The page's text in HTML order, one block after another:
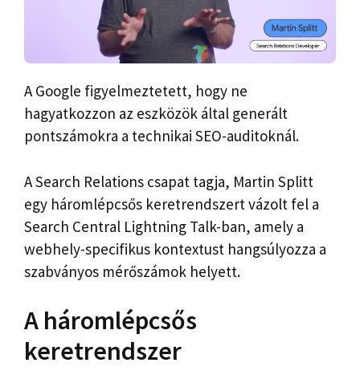
A Google figyelmeztetett, hogy ne
hagyatkozzon az eszközök által generált
pontszámokra a technikai SEO-auditoknál.
A Search Relations csapat tagja, Martin Splitt
egy háromlépcsős keretrendszert vázolt fel a
Search Central Lightning Talk-ban, amely a
webhely-specifikus kontextust hangsúlyozza a
szabványos mérőszámok helyett.
A háromlépcsős
keretrendszer